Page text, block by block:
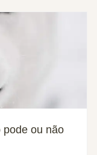
pode ou não